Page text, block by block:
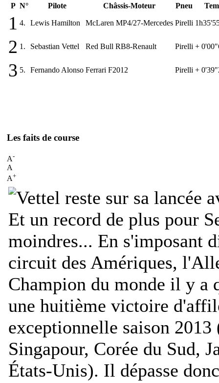
P N° Pilote Châssis-Moteur Pneu
1 4. Lewis Hamilton McLaren MP4/27-Mercedes Pirelli
2 1. Sebastian Vettel Red Bull RB8-Renault Pirelli +
3 5. Fernando Alonso Ferrari F2012 Pirelli +
Les faits de course
A-
A
A+
Et un record de plus pour
moindres... En s'imposant
circuit des Amériques,
Champion du monde il y a
une huitième victoire
exceptionnelle saison
Singapour, Corée du Sud,
États-Unis). Il dépasse